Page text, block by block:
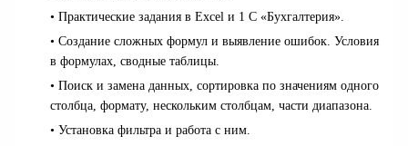
• Практические задания в Excel и 1 С «Бухгалтерия».
• Создание сложных формул и выявление ошибок. Условия
в формулах, сводные таблицы.
• Поиск и замена данных, сортировка по значениям одного
столбца, формату, нескольким столбцам, части диапазона.
• Установка фильтра и работа с ним.